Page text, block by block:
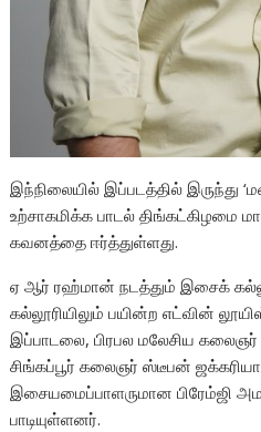
இந்நிலையில் இப்படத்தில் இருந்து
உற்சாகமிக்க பாடல் திங்கட்கிழமை
கவனத்தை ஈர்த்துள்ளது.
ஏ ஆர் ரஹ்மான் நடத்தும் இசைக்
கல்லூரியிலும் பயின்ற எட்வின்
இப்பாடலை, பிரபல மலேசிய
சிங்கப்பூர் கலைஞர் ஸ்டீபன் ஜக்கரியா
இசையமைப்பாளருமான பிரேம்ஜி
பாடியுள்ளனர்.